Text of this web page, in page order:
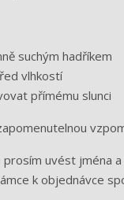
suchým hadříkem
vlhkostí
přímému slunci
uvést jména
k objednávce